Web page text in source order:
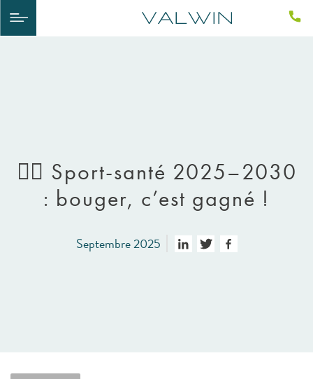
🚴‍♀️ Sport-santé 2025–2030
: bouger, c’est gagné !
Septembre 2025